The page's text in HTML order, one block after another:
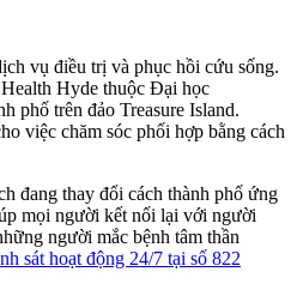
vụ điều trị và phục hồi cứu sống.
Hyde thuộc Đại học
phố trên đảo Treasure Island.
việc chăm sóc phối hợp bằng cách
đang thay đổi cách thành phố ứng
mọi người kết nối lại với người
người mắc bệnh tâm thần
sát hoạt động 24/7 tại số 822